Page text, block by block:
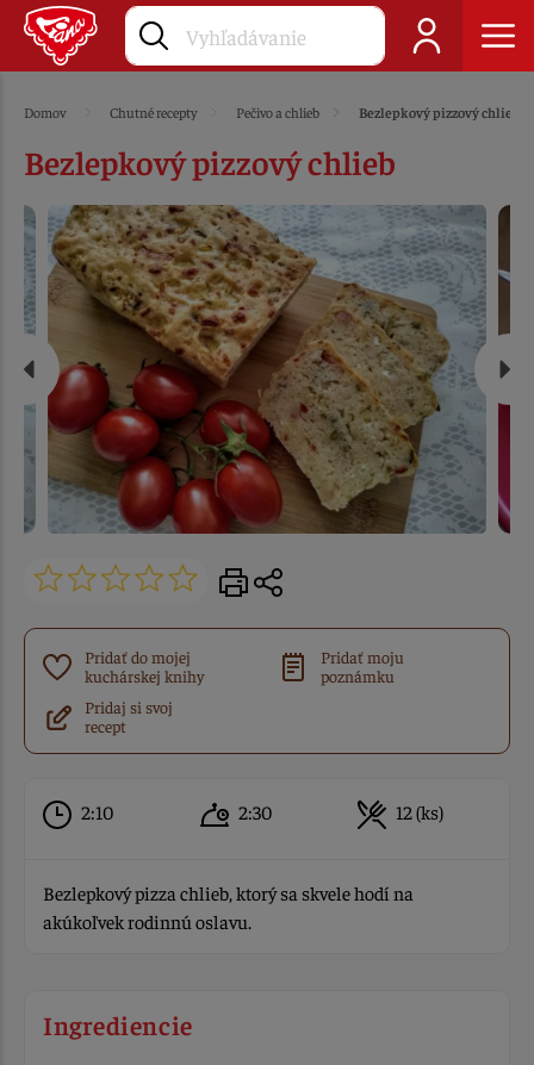
Domov Chutné recepty Pečivo a chlieb Bezlepkový pizzový chlieb
Bezlepkový pizzový chlieb
Pridať do mojej
kuchárskej knihy
Pridať moju
poznámku
Pridaj si svoj
recept
2:10 2:30 12 (ks)
Bezlepkový pizza chlieb, ktorý sa skvele hodí na
akúkoľvek rodinnú oslavu.
Ingrediencie